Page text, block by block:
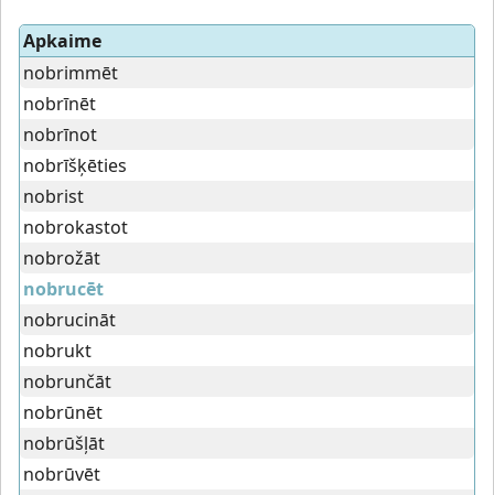
Apkaime
nobrimmēt
nobrīnēt
nobrīnot
nobrīšķēties
nobrist
nobrokastot
nobrožāt
nobrucēt
nobrucināt
nobrukt
nobrunčāt
nobrūnēt
nobrūšļāt
nobrūvēt